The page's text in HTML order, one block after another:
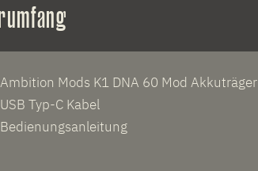
Mods K1 DNA 60 Mod Akkuträger
Typ-C Kabel